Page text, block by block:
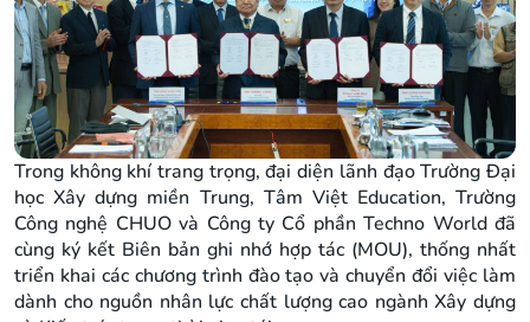
Trong không khí trang trọng, đại diện lãnh đạo Trường Đại
học Xây dựng miền Trung, Tâm Việt Education, Trường
Công nghệ CHUO và Công ty Cổ phần Techno World đã
cùng ký kết Biên bản ghi nhớ hợp tác (MOU), thống nhất
triển khai các chương trình đào tạo và chuyển đổi việc làm
dành cho nguồn nhân lực chất lượng cao ngành Xây dựng